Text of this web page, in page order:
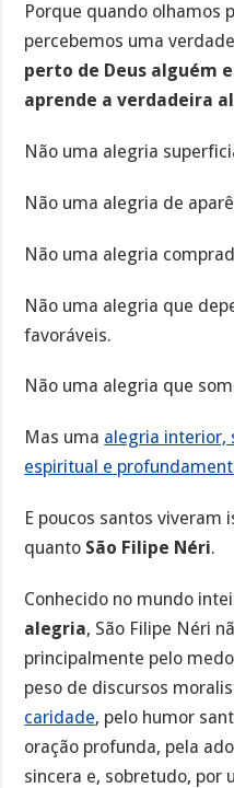
Porque quando olhamos
percebemos uma
perto de Deus alguém
aprende a verdadeira
Não uma alegria
Não uma alegria de
Não uma alegria
Não uma alegria que
favoráveis.
Não uma alegria que
Mas uma alegria interior,
espiritual e
E poucos santos viveram
quanto São Filipe Néri.
Conhecido no mundo
alegria, São Filipe Néri
principalmente pelo
peso de discursos
caridade, pelo humor
oração profunda, pela
sincera e, sobretudo, por